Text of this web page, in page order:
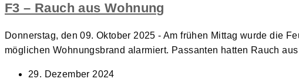
F3 – Rauch aus Wohnung
Donnerstag, den 09. Oktober 2025 - Am frühen Mittag wurde die
möglichen Wohnungsbrand alarmiert. Passanten hatten Rauch
Beitrag
29. Dezember 2024